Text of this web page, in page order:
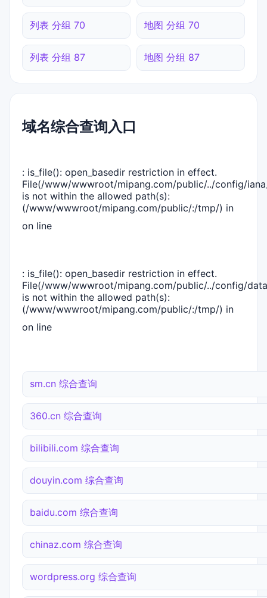
列表 分组 70 地图 分组 70
列表 分组 87 地图 分组 87
域名综合查询入口
: is_file(): open_basedir restriction in effect.
File(/www/wwwroot/mipang.com/public/../config/
is not within the allowed path(s):
(/www/wwwroot/mipang.com/public/:/tmp/) in
on line
: is_file(): open_basedir restriction in effect.
File(/www/wwwroot/mipang.com/public/../config/
is not within the allowed path(s):
(/www/wwwroot/mipang.com/public/:/tmp/) in
on line
sm.cn 综合查询
360.cn 综合查询
bilibili.com 综合查询
douyin.com 综合查询
baidu.com 综合查询
chinaz.com 综合查询
wordpress.org 综合查询